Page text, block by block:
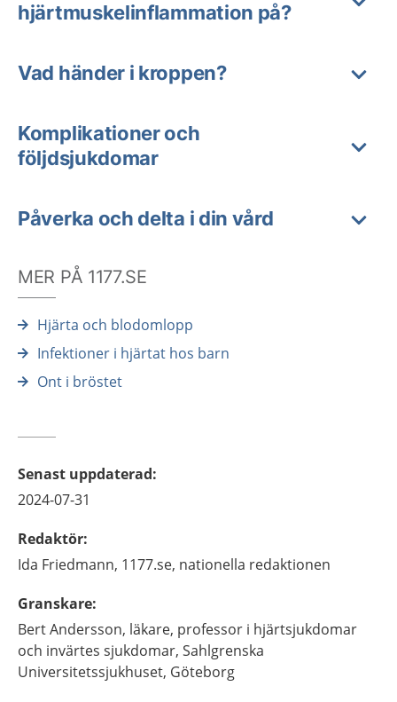
hjärtmuskelinflammation på?
Vad händer i kroppen?
Komplikationer och
följdsjukdomar
Påverka och delta i din vård
MER PÅ 1177.SE
Hjärta och blodomlopp
Infektioner i hjärtat hos barn
Ont i bröstet
Senast uppdaterad:
2024-07-31
Redaktör:
Ida Friedmann, 1177.se, nationella redaktionen
Granskare:
BertAndersson, läkare, professor i hjärtsjukdomar
och invärtes sjukdomar, Sahlgrenska
Universitetssjukhuset, Göteborg